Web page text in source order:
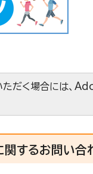
ただく場合には、
関するお問い合